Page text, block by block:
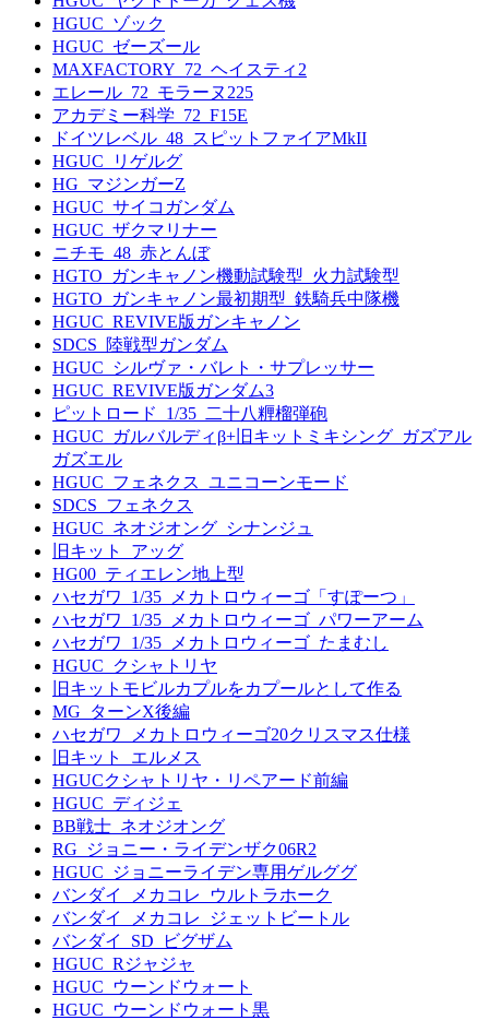
HGUC_ゾック
HGUC_ゼーズール
MAXFACTORY_72_ヘイスティ2
エレール_72_モラーヌ225
アカデミー科学_72_F15E
ドイツレベル_48_スピットファイアMkII
HGUC_リゲルグ
HG_マジンガーZ
HGUC_サイコガンダム
HGUC_ザクマリナー
ニチモ_48_赤とんぼ
HGTO_ガンキャノン機動試験型_火力試験型
HGTO_ガンキャノン最初期型_鉄騎兵中隊機
HGUC_REVIVE版ガンキャノン
SDCS_陸戦型ガンダム
HGUC_シルヴァ・バレト・サプレッサー
HGUC_REVIVE版ガンダム3
ピットロード_1/35_二十八糎榴弾砲
HGUC_ガルバルディβ+旧キットミキシング_ガズアル
ガズエル
HGUC_フェネクス_ユニコーンモード
SDCS_フェネクス
HGUC_ネオジオング_シナンジュ
旧キット_アッグ
HG00_ティエレン地上型
ハセガワ_1/35_メカトロウィーゴ「すぽーつ」
ハセガワ_1/35_メカトロウィーゴ_パワーアーム
ハセガワ_1/35_メカトロウィーゴ_たまむし
HGUC_クシャトリヤ
旧キットモビルカプルをカプールとして作る
MG_ターンX後編
ハセガワ_メカトロウィーゴ20クリスマス仕様
旧キット_エルメス
HGUCクシャトリヤ・リペアード前編
HGUC_ディジェ
BB戦士_ネオジオング
RG_ジョニー・ライデンザク06R2
HGUC_ジョニーライデン専用ゲルググ
バンダイ_メカコレ_ウルトラホーク
バンダイ_メカコレ_ジェットビートル
バンダイ_SD_ビグザム
HGUC_Rジャジャ
HGUC_ウーンドウォート
HGUC_ウーンドウォート黒